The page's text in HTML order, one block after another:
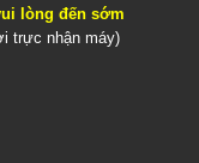
lòng đến sớm
trực nhận máy)